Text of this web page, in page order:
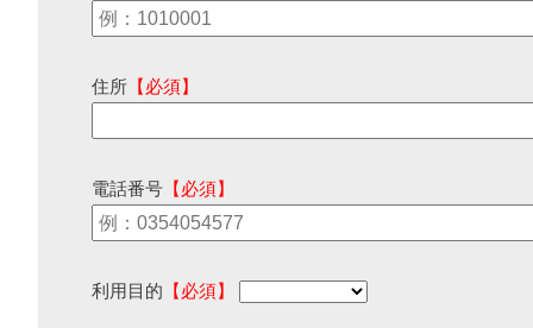
住所 【必須】
電話番号 【必須】
利用目的 【必須】